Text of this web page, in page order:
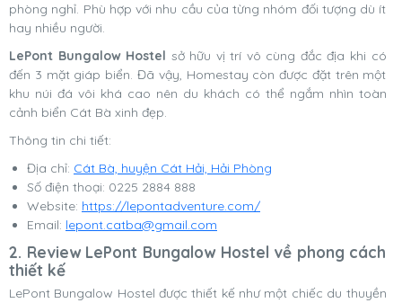
phòng nghỉ. Phù hợp với nhu cầu của từng nhóm đối tượng dù ít
hay nhiều người.
LePont Bungalow Hostel sở hữu vị trí vô cùng đắc địa khi có
đến 3 mặt giáp biển. Đã vậy, Homestay còn được đặt trên một
khu núi đá vôi khá cao nên du khách có thể ngắm nhìn toàn
cảnh biển Cát Bà xinh đẹp.
Thông tin chi tiết:
Địa chỉ: Cát Bà, huyện Cát Hải, Hải Phòng
Số điện thoại: 0225 2884 888
Website: https://lepontadventure.com/
Email: lepont.catba@gmail.com
2. Review LePont Bungalow Hostel về phong cách
thiết kế
LePont Bungalow Hostel được thiết kế như một chiếc du thuyền